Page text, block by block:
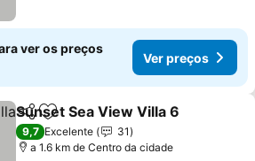
ver os preços
Ver preços
PartilharAdicionar aos favoritos
Sunset Sea View Villa 6
9,7 Excelente
31
a 1.6 km de Centro da cidade